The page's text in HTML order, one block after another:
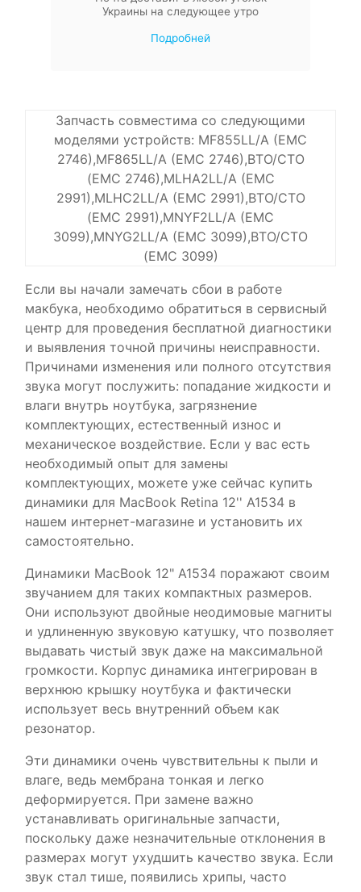
Украины на следующее утро
Подробней
Запчасть совместима со следующими
моделями устройств: MF855LL/A (EMC
2746),MF865LL/A (EMC 2746),BTO/CTO
(EMC 2746),MLHA2LL/A (EMC
2991),MLHC2LL/A (EMC 2991),BTO/CTO
(EMC 2991),MNYF2LL/A (EMC
3099),MNYG2LL/A (EMC 3099),BTO/CTO
(EMC 3099)
Если вы начали замечать сбои в работе
макбука, необходимо обратиться в сервисный
центр для проведения бесплатной диагностики
и выявления точной причины неисправности.
Причинами изменения или полного отсутствия
звука могут послужить: попадание жидкости и
влаги внутрь ноутбука, загрязнение
комплектующих, естественный износ и
механическое воздействие. Если у вас есть
необходимый опыт для замены
комплектующих, можете уже сейчас купить
динамики для MacBook Retina 12'' А1534 в
нашем интернет-магазине и установить их
самостоятельно.
Динамики MacBook 12" A1534 поражают своим
звучанием для таких компактных размеров.
Они используют двойные неодимовые магниты
и удлиненную звуковую катушку, что позволяет
выдавать чистый звук даже на максимальной
громкости. Корпус динамика интегрирован в
верхнюю крышку ноутбука и фактически
использует весь внутренний объем как
резонатор.
Эти динамики очень чувствительны к пыли и
влаге, ведь мембрана тонкая и легко
деформируется. При замене важно
устанавливать оригинальные запчасти,
поскольку даже незначительные отклонения в
размерах могут ухудшить качество звука. Если
звук стал тише, появились хрипы, часто